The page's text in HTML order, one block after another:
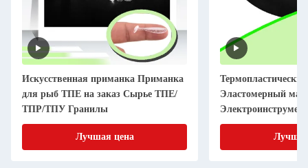
Искусственная приманка Приманка
для рыб ТПЕ на заказ Сырье ТПЕ/
ТПР/ТПУ Гранилы
Лучшая цена
Эластомерный
Электроинструмент
Антискользящий